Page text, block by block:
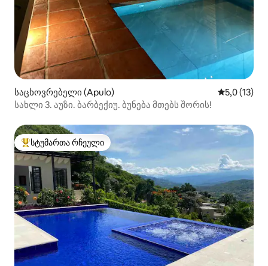
საცხოვრებელი (Apulo) საშუალო
5,0 (13)
სახლი 3. აუზი. ბარბექიუ. ბუნება მთებს შორის!
სტუმართა რჩეული მოწინავე ვარიანტი
სტუმართა რჩეული